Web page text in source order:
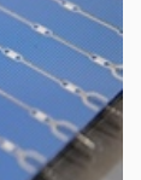
Cổ đông lớn